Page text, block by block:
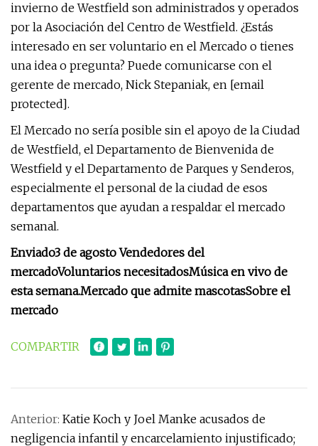
invierno de Westfield son administrados y operados
por la Asociación del Centro de Westfield. ¿Estás
interesado en ser voluntario en el Mercado o tienes
una idea o pregunta? Puede comunicarse con el
gerente de mercado, Nick Stepaniak, en [email
protected].
El Mercado no sería posible sin el apoyo de la Ciudad
de Westfield, el Departamento de Bienvenida de
Westfield y el Departamento de Parques y Senderos,
especialmente el personal de la ciudad de esos
departamentos que ayudan a respaldar el mercado
semanal.
Enviado3 de agosto Vendedores del
mercadoVoluntarios necesitadosMúsica en vivo de
esta semana.Mercado que admite mascotasSobre el
mercado
COMPARTIR
Anterior: Katie Koch y Joel Manke acusados ​​de
negligencia infantil y encarcelamiento injustificado;